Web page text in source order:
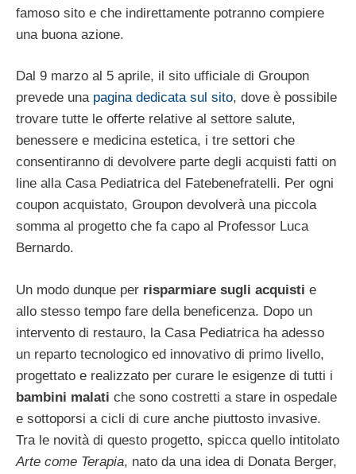
famoso sito e che indirettamente potranno compiere
una buona azione.
Dal 9 marzo al 5 aprile, il sito ufficiale di Groupon
prevede unapagina dedicata sul sito, dove è possibile
trovare tutte le offerte relative al settore salute,
benessere e medicina estetica, i tre settori che
consentiranno di devolvere parte degli acquisti fatti on
line alla Casa Pediatrica del Fatebenefratelli. Per ogni
coupon acquistato, Groupon devolverà una piccola
somma al progetto che fa capo al Professor Luca
Bernardo.
Un modo dunque per risparmiare sugli acquisti e
allo stesso tempo fare della beneficenza. Dopo un
intervento di restauro, la Casa Pediatrica ha adesso
un reparto tecnologico ed innovativo di primo livello,
progettato e realizzato per curare le esigenze di tutti i
bambini malati che sono costretti a stare in ospedale
e sottoporsi a cicli di cure anche piuttosto invasive.
Tra le novità di questo progetto, spicca quello intitolato
Arte come Terapia, nato da una idea di Donata Berger,